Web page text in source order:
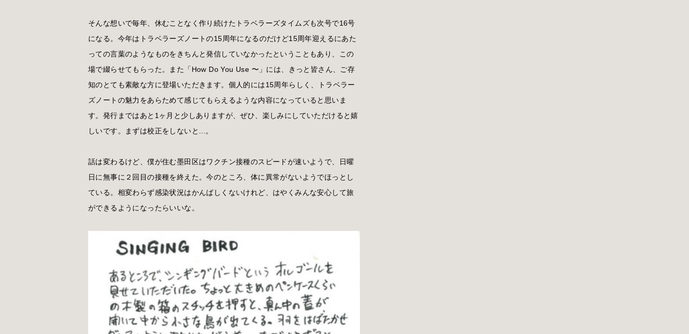
そんな想いで毎年、休むことなく作り続けたトラベラーズタイムズも次号で16号
になる。今年はトラベラーズノートの15周年になるのだけど15周年迎えるにあた
っての言葉のようなものをきちんと発信していなかったということもあり、この
場で綴らせてもらった。また「How Do You Use 〜」には、きっと皆さん、ご存
知のとても素敵な方に登場いただきます。個人的には15周年らしく、トラベラー
ズノートの魅力をあらためて感じてもらえるような内容になっていると思いま
す。発行まではあと1ヶ月と少しありますが、ぜひ、楽しみにしていただけると嬉
しいです。まずは校正をしないと...。
話は変わるけど、僕が住む墨田区はワクチン接種のスピードが速いようで、日曜
日に無事に２回目の接種を終えた。今のところ、体に異常がないようでほっとし
ている。相変わらず感染状況はかんばしくないけれど、はやくみんな安心して旅
ができるようになったらいいな。